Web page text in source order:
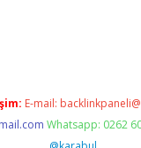
E-mail:
Whatsapp: 0262